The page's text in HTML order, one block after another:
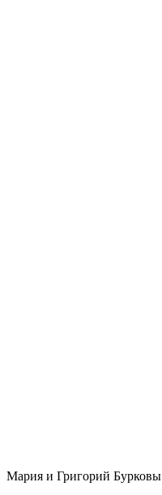
Мария и Григорий Бурковы